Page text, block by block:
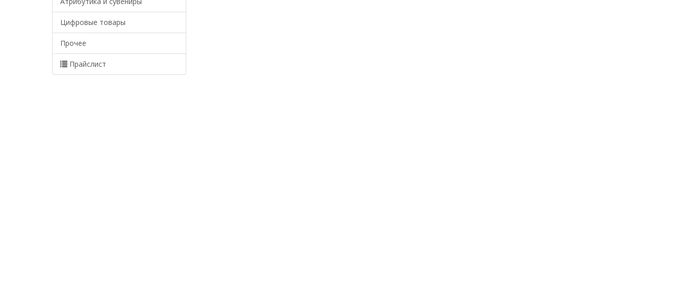
Цифровые товары
Прочее
Прайслист